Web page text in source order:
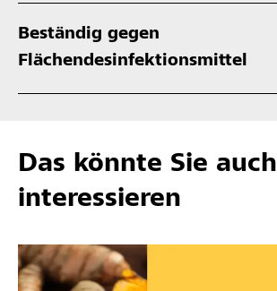
Beständig gegen
Flächendesinfektionsmittel
Das könnte Sie auch
interessieren